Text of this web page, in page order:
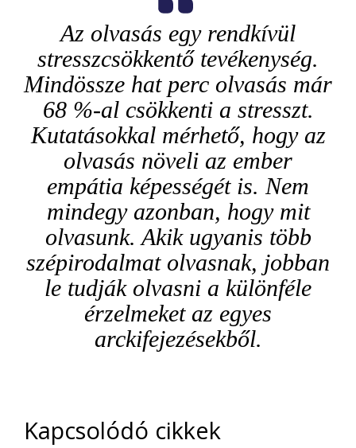
Az olvasás egy rendkívül
stresszcsökkentő tevékenység.
Mindössze hat perc olvasás már
68 %-al csökkenti a stresszt.
Kutatásokkal mérhető, hogy az
olvasás növeli az ember
empátia képességét is. Nem
mindegy azonban, hogy mit
olvasunk. Akik ugyanis több
szépirodalmat olvasnak, jobban
le tudják olvasni a különféle
érzelmeket az egyes
arckifejezésekből.
Kapcsolódó cikkek